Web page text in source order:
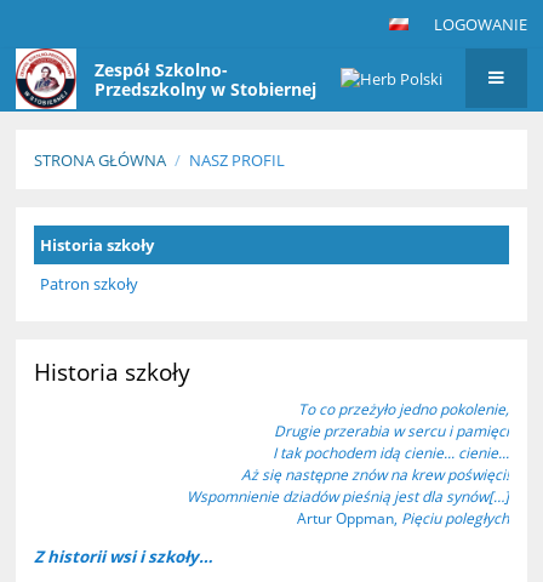
LOGOWANIE
Zespół Szkolno-
Przedszkolny w Stobiernej
STRONA GŁÓWNA / NASZ PROFIL
Nasz
profil
Historia szkoły
Patron szkoły
Historia szkoły
To co przeżyło jedno pokolenie,
Drugie przerabia w sercu i pamięci
I tak pochodem idą cienie... cienie...
Aż się następne znów na krew poświęci!
Wspomnienie dziadów pieśnią jest dla synów[…]
Artur Oppman, Pięciu poległych
Z historii wsi i szkoły…